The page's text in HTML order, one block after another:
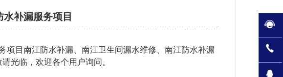
水补漏服务项目
项目南江防水补漏、南江卫生间漏水维修、南江防水补漏
光临，欢迎各个用户询问。